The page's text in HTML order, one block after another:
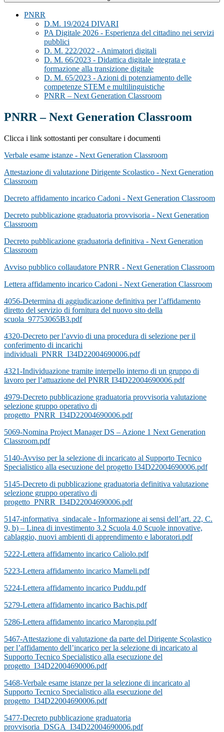
PNRR
D.M. 19/2024 DIVARI
PA Digitale 2026 - Esperienza del cittadino nei servizi
pubblici
D. M. 222/2022 - Animatori digitali
D. M. 66/2023 - Didattica digitale integrata e
formazione alla transizione digitale
D. M. 65/2023 - Azioni di potenziamento delle
competenze STEM e multilinguistiche
PNRR – Next Generation Classroom
PNRR – Next Generation Classroom
Clicca i link sottostanti per consultare i documenti
Verbale esame istanze - Next Generation Classroom
Attestazione di valutazione Dirigente Scolastico - Next Generation
Classroom
Decreto affidamento incarico Cadoni - Next Generation Classroom
Decreto pubblicazione graduatoria provvisoria - Next Generation
Classroom
Decreto pubblicazione graduatoria definitiva - Next Generation
Classroom
Avviso pubblico collaudatore PNRR - Next Generation Classroom
Lettera affidamento incarico Cadoni - Next Generation Classroom
4056-Determina di aggiudicazione definitiva per l’affidamento
diretto del servizio di fornitura del nuovo sito della
scuola_97753065B3.pdf
4320-Decreto per l’avvio di una procedura di selezione per il
conferimento di incarichi
individuali_PNRR_I34D22004690006.pdf
4321-Individuazione tramite interpello interno di un gruppo di
lavoro per l’attuazione del PNRR I34D22004690006.pdf
4979-Decreto pubblicazione graduatoria provvisoria valutazione
selezione gruppo operativo di
progetto_PNRR_I34D22004690006.pdf
5069-Nomina Project Manager DS – Azione 1 Next Generation
Classroom.pdf
5140-Avviso per la selezione di incaricato al Supporto Tecnico
Specialistico alla esecuzione del progetto I34D22004690006.pdf
5145-Decreto di pubblicazione graduatoria definitiva valutazione
selezione gruppo operativo di
progetto_PNRR_I34D22004690006.pdf
5147-informativa_sindacale - Informazione ai sensi dell’art. 22, C.
9, b) – Linea di investimento 3.2 Scuola 4.0 Scuole innovative,
cablaggio, nuovi ambienti di apprendimento e laboratori.pdf
5222-Lettera affidamento incarico Caliolo.pdf
5223-Lettera affidamento incarico Mameli.pdf
5224-Lettera affidamento incarico Puddu.pdf
5279-Lettera affidamento incarico Bachis.pdf
5286-Lettera affidamento incarico Marongiu.pdf
5467-Attestazione di valutazione da parte del Dirigente Scolastico
per l’affidamento dell’incarico per la selezione di incaricato al
Supporto Tecnico Specialistico alla esecuzione del
progetto_I34D22004690006.pdf
5468-Verbale esame istanze per la selezione di incaricato al
Supporto Tecnico Specialistico alla esecuzione del
progetto_I34D22004690006.pdf
5477-Decreto pubblicazione graduatoria
provvisoria_DSGA_I34D22004690006.pdf